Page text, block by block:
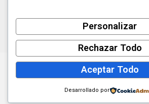
Copyright © 2026 DsGlobalSupply
Personalizar
Rechazar Todo
Aceptar Todo
Desarrollado porNecesitas